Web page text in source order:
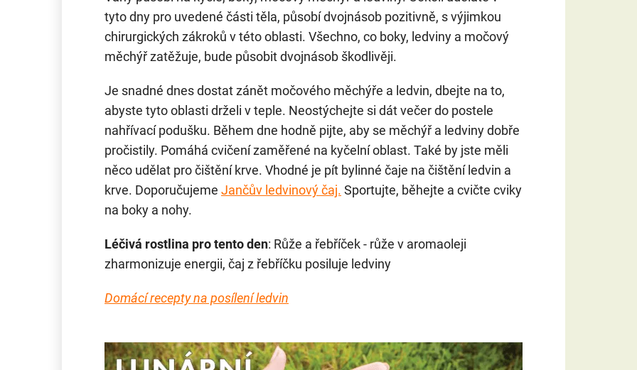
tyto dny pro uvedené části těla, působí dvojnásob pozitivně, s výjimkou
chirurgických zákroků v této oblasti. Všechno, co boky, ledviny a močový
měchýř zatěžuje, bude působit dvojnásob škodlivěji.
Je snadné dnes dostat zánět močového měchýře a ledvin, dbejte na to,
abyste tyto oblasti drželi v teple. Neostýchejte si dát večer do postele
nahřívací podušku. Během dne hodně pijte, aby se měchýř a ledviny dobře
pročistily. Pomáhá cvičení zaměřené na kyčelní oblast. Také by jste měli
něco udělat pro čištění krve. Vhodné je pít bylinné čaje na čištění ledvin a
krve. Doporučujeme Jančův ledvinový čaj. Sportujte, běhejte a cvičte cviky
na boky a nohy.
Léčivá rostlina pro tento den: Růže a řebříček - růže v aromaoleji
zharmonizuje energii, čaj z řebříčku posiluje ledviny
Domácí recepty na posílení ledvin